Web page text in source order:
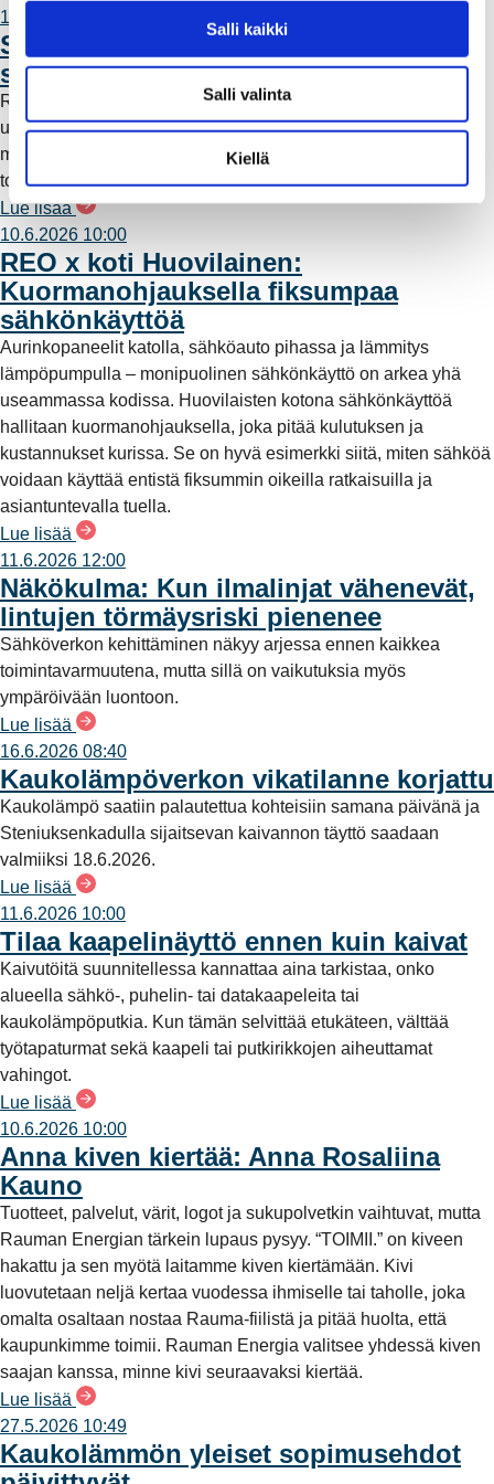
v
a
l
i
n
t
a
Salli kaikki
Salli valinta
Kiellä
11.6.2026 12:00
Säävarma sähköverkko rakentuu
saaristoon
Rauman Energia on vahvistanut saariston sähköverkkoa
uudella maa- ja merikaapeliyhteydellä. Työn myötä alueelle
muodostuu rengasverkkoyhteys, joka parantaa sähkönjakelun
toimintavarmuutta ja vähentää myrskyille alttiita ilmalinjoja.
Lue lisää
10.6.2026 10:00
REO x koti Huovilainen:
Kuormanohjauksella fiksumpaa
sähkönkäyttöä
Aurinkopaneelit katolla, sähköauto pihassa ja lämmitys
lämpöpumpulla – monipuolinen sähkönkäyttö on arkea yhä
useammassa kodissa. Huovilaisten kotona sähkönkäyttöä
hallitaan kuormanohjauksella, joka pitää kulutuksen ja
kustannukset kurissa. Se on hyvä esimerkki siitä, miten sähköä
voidaan käyttää entistä fiksummin oikeilla ratkaisuilla ja
asiantuntevalla tuella.
Lue lisää
11.6.2026 12:00
Näkökulma: Kun ilmalinjat vähenevät,
lintujen törmäysriski pienenee
Sähköverkon kehittäminen näkyy arjessa ennen kaikkea
toimintavarmuutena, mutta sillä on vaikutuksia myös
ympäröivään luontoon.
Lue lisää
16.6.2026 08:40
Kaukolämpöverkon vikatilanne korjattu
Kaukolämpö saatiin palautettua kohteisiin samana päivänä ja
Steniuksenkadulla sijaitsevan kaivannon täyttö saadaan
valmiiksi 18.6.2026.
Lue lisää
11.6.2026 10:00
Tilaa kaapelinäyttö ennen kuin kaivat
Kaivutöitä suunnitellessa kannattaa aina tarkistaa, onko
alueella sähkö-, puhelin- tai datakaapeleita tai
kaukolämpöputkia. Kun tämän selvittää etukäteen, välttää
työtapaturmat sekä kaapeli tai putkirikkojen aiheuttamat
vahingot.
Lue lisää
10.6.2026 10:00
Anna kiven kiertää: Anna Rosaliina
Kauno
Tuotteet, palvelut, värit, logot ja sukupolvetkin vaihtuvat, mutta
Rauman Energian tärkein lupaus pysyy. “TOIMII.” on kiveen
hakattu ja sen myötä laitamme kiven kiertämään. Kivi
luovutetaan neljä kertaa vuodessa ihmiselle tai taholle, joka
omalta osaltaan nostaa Rauma-fiilistä ja pitää huolta, että
kaupunkimme toimii. Rauman Energia valitsee yhdessä kiven
saajan kanssa, minne kivi seuraavaksi kiertää.
Lue lisää
27.5.2026 10:49
Kaukolämmön yleiset sopimusehdot